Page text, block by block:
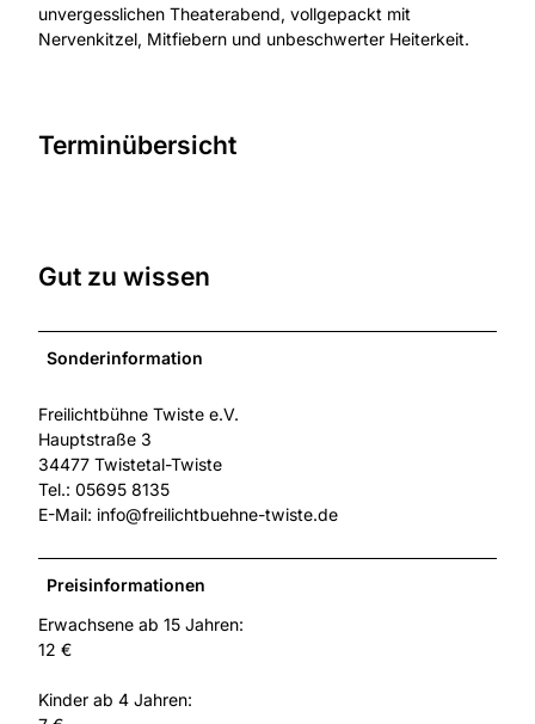
unvergesslichen Theaterabend, vollgepackt mit
Nervenkitzel, Mitfiebern und unbeschwerter Heiterkeit.
Terminübersicht
Gut zu wissen
Sonderinformation
Freilichtbühne Twiste e.V.
Hauptstraße 3
34477 Twistetal-Twiste
Tel.: 05695 8135
E-Mail: info@freilichtbuehne-twiste.de
Preisinformationen
Erwachsene ab 15 Jahren:
12 €
Kinder ab 4 Jahren: